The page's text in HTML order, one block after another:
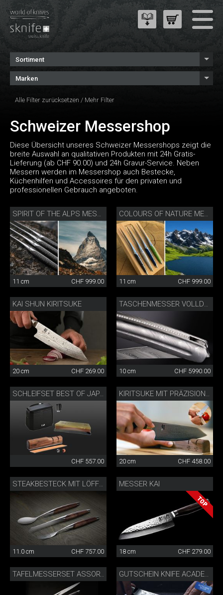
Sortiment
Marken
Alle Filter zurücksetzen / Mehr Filter
Schweizer Messershop
Diese Übersicht unseres Schweizer Messershops zeigt die
breite Auswahl an qualitativen Produkten mit 24h Gratis-
Lieferung (ab CHF 90.00) und 24h Gravur-Service. Neben
Messern werden im Messershop auch Bestecke,
Küchenhilfen und Accessoires für den privaten und
professionellen Gebrauch angeboten.
SPIRIT OF THE ALPS MESSERSET
11 cm CHF 999.00
COLOURS OF NATURE MESSERSET
11 cm CHF 999.00
KAI SHUN KIRITSUKE
20 cm CHF 269.00 10 cm CHF 5990.00
SCHLEIFSET BEST OF JAPAN AND SWITZERLAND
CHF 557.00
KIRITSUKE MIT PRÄZISIONSMESSERSCHÄRFER
20 cm CHF 458.00
11.0 cm CHF 757.00
MESSER KAI
18 cm CHF 279.00